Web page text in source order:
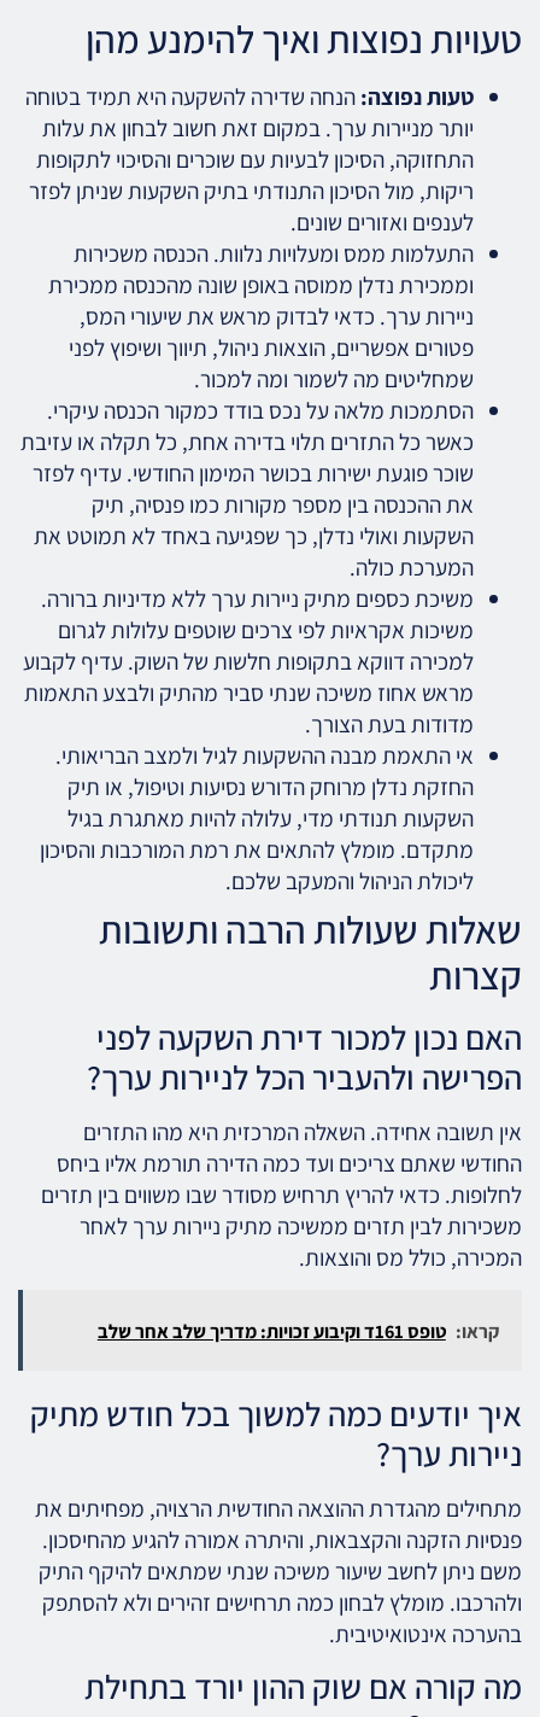
טעויות נפוצות ואיך להימנע מהן
טעות נפוצה:הנחה שדירה להשקעה היא תמיד בטוחה
יותר מניירות ערך. במקום זאת חשוב לבחון את עלות
התחזוקה, הסיכון לבעיות עם שוכרים והסיכוי לתקופות
ריקות, מול הסיכון התנודתי בתיק השקעות שניתן לפזר
לענפים ואזורים שונים.
התעלמות ממס ומעלויות נלוות. הכנסה משכירות
וממכירת נדלן ממוסה באופן שונה מהכנסה ממכירת
ניירות ערך. כדאי לבדוק מראש את שיעורי המס,
פטורים אפשריים, הוצאות ניהול, תיווך ושיפוץ לפני
שמחליטים מה לשמור ומה למכור.
הסתמכות מלאה על נכס בודד כמקור הכנסה עיקרי.
כאשר כל התזרים תלוי בדירה אחת, כל תקלה או עזיבת
שוכר פוגעת ישירות בכושר המימון החודשי. עדיף לפזר
את ההכנסה בין מספר מקורות כמו פנסיה, תיק
השקעות ואולי נדלן, כך שפגיעה באחד לא תמוטט את
המערכת כולה.
משיכת כספים מתיק ניירות ערך ללא מדיניות ברורה.
משיכות אקראיות לפי צרכים שוטפים עלולות לגרום
למכירה דווקא בתקופות חלשות של השוק. עדיף לקבוע
מראש אחוז משיכה שנתי סביר מהתיק ולבצע התאמות
מדודות בעת הצורך.
אי התאמת מבנה ההשקעות לגיל ולמצב הבריאותי.
החזקת נדלן מרוחק הדורש נסיעות וטיפול, או תיק
השקעות תנודתי מדי, עלולה להיות מאתגרת בגיל
מתקדם. מומלץ להתאים את רמת המורכבות והסיכון
ליכולת הניהול והמעקב שלכם.
שאלות שעולות הרבה ותשובות
קצרות
האם נכון למכור דירת השקעה לפני
הפרישה ולהעביר הכל לניירות ערך?
אין תשובה אחידה. השאלה המרכזית היא מהו התזרים
החודשי שאתם צריכים ועד כמה הדירה תורמת אליו ביחס
לחלופות. כדאי להריץ תרחיש מסודר שבו משווים בין תזרים
משכירות לבין תזרים ממשיכה מתיק ניירות ערך לאחר
המכירה, כולל מס והוצאות.
קראו: טופס 161ד וקיבוע זכויות: מדריך שלב אחר שלב
איך יודעים כמה למשוך בכל חודש מתיק
ניירות ערך?
מתחילים מהגדרת ההוצאה החודשית הרצויה, מפחיתים את
פנסיות הזקנה והקצבאות, והיתרה אמורה להגיע מהחיסכון.
משם ניתן לחשב שיעור משיכה שנתי שמתאים להיקף התיק
ולהרכבו. מומלץ לבחון כמה תרחישים זהירים ולא להסתפק
בהערכה אינטואיטיבית.
מה קורה אם שוק ההון יורד בתחילת